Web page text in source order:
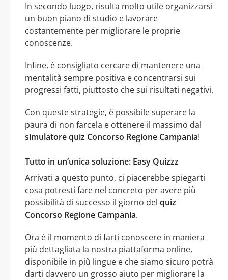
In secondo luogo, risulta molto utile organizzarsi
un buon piano di studio e lavorare
costantemente per migliorare le proprie
conoscenze.
Infine, è consigliato cercare di mantenere una
mentalità sempre positiva e concentrarsi sui
progressi fatti, piuttosto che sui risultati negativi.
Con queste strategie, è possibile superare la
paura di non farcela e ottenere il massimo dal
simulatore quiz Concorso Regione Campania!
Tutto in un’unica soluzione: Easy Quizzz
Arrivati a questo punto, ci piacerebbe spiegarti
cosa potresti fare nel concreto per avere più
possibilità di successo il giorno del quiz
Concorso Regione Campania.
Ora è il momento di farti conoscere in maniera
più dettagliata la nostra piattaforma online,
disponibile in più lingue e che siamo sicuro potrà
darti davvero un grosso aiuto per migliorare la